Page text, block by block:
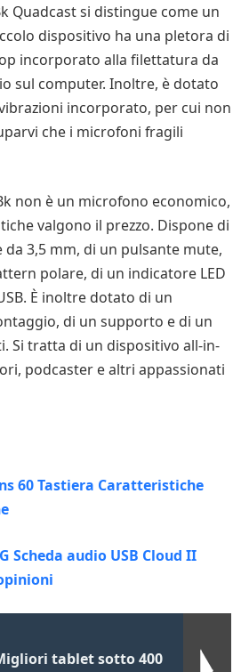
Quadcast si distingue come un
dispositivo ha una pletora di
incorporato alla filettatura da
sul computer. Inoltre, è dotato
incorporato, per cui non
che i microfoni fragili
non è un microfono economico,
valgono il prezzo. Dispone di
3,5 mm, di un pulsante mute,
polare, di un indicatore LED
È inoltre dotato di un
di un supporto e di un
Si tratta di un dispositivo all-in-
podcaster e altri appassionati
60 Tastiera Caratteristiche
Scheda audio USB Cloud II
tablet sotto 400